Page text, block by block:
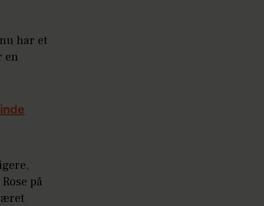
har et
en
på